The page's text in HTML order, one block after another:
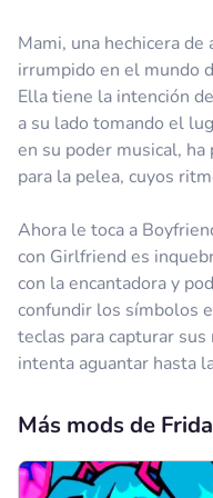
Mami, una hechicera
irrumpido en el mundo
Ella tiene la intención
a su lado tomando el
en su poder musical, ha
para la pelea, cuyos
Ahora le toca a
con Girlfriend es
con la encantadora y
confundir los símbolos
teclas para capturar
intenta aguantar hasta
Más mods de